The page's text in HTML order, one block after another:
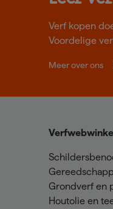
Verf kopen
Voordelige
Meer over ons
Verfwebwinkel
Grondverf en
Houtolie en